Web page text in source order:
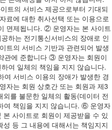
트의 서비스 제공으로부터 기대되
료에 대한 취사선택 또는 이용으로
면제됩니다. ② 운영자는 본 사이트
하는 전기통신서비스의 장애로 인
트의 서비스 기반과 관련되어 발생
관에 준합니다 ③ 운영자는 회원이
여 일체의 책임을 지지 않습니다.
서비스 이용의 장애가 발생한 경
자는 회원 상호간 또는 회원과 제3
를 불문한 일체의 활동(데이터 전
여 책임을 지지 않습니다. ⑥ 운영자
사이트로 회원이 제공받을 수 있
등 그 내용에 대해서는 책임지지